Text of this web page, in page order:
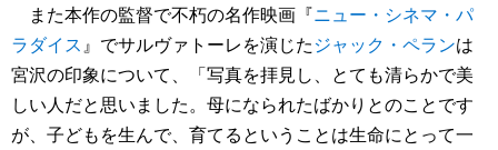
また本作の監督で不朽の名作映画『ニュー・シネマ・パ
ラダイス』でサルヴァトーレを演じたジャック・ペランは
宮沢の印象について、「写真を拝見し、とても清らかで美
しい人だと思いました。母になられたばかりとのことです
が、子どもを生んで、育てるということは生命にとって一